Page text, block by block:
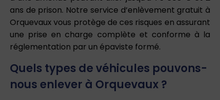
ans de prison. Notre service d’enlèvement gratuit à
Orquevaux vous protège de ces risques en assurant
une prise en charge complète et conforme à la
réglementation par un épaviste formé.
Quels types de véhicules pouvons-
nous enlever à Orquevaux ?